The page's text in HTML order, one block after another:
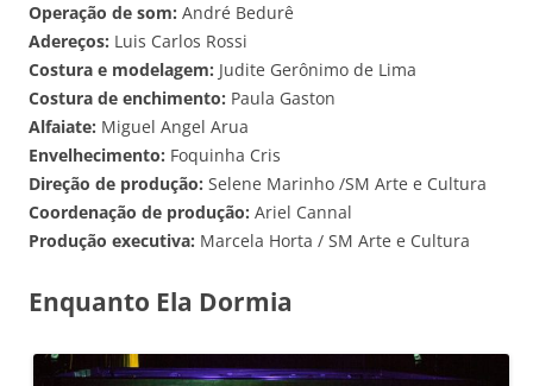
Operação de som: André Bedurê
Adereços: Luis Carlos Rossi
Costura e modelagem: Judite Gerônimo de Lima
Costura de enchimento: Paula Gaston
Alfaiate: Miguel Angel Arua
Envelhecimento: Foquinha Cris
Direção de produção: Selene Marinho /SM Arte e Cultura
Coordenação de produção: Ariel Cannal
Produção executiva: Marcela Horta / SM Arte e Cultura
Enquanto Ela Dormia